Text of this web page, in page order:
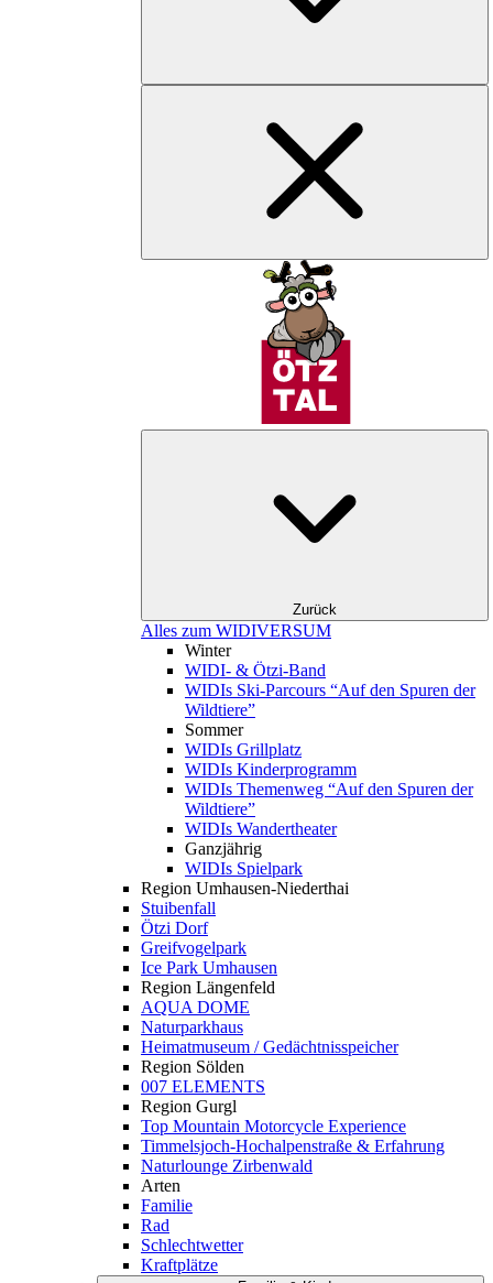
Zurück
Alles zum WIDIVERSUM
Winter
WIDI- & Ötzi-Band
WIDIs Ski-Parcours “Auf den Spuren der
Wildtiere”
Sommer
WIDIs Grillplatz
WIDIs Kinderprogramm
WIDIs Themenweg “Auf den Spuren der
Wildtiere”
WIDIs Wandertheater
Ganzjährig
WIDIs Spielpark
Region Umhausen-Niederthai
Stuibenfall
Ötzi Dorf
Greifvogelpark
Ice Park Umhausen
Region Längenfeld
AQUA DOME
Naturparkhaus
Heimatmuseum / Gedächtnisspeicher
Region Sölden
007 ELEMENTS
Region Gurgl
Top Mountain Motorcycle Experience
Timmelsjoch-Hochalpenstraße & Erfahrung
Naturlounge Zirbenwald
Arten
Familie
Rad
Schlechtwetter
Kraftplätze